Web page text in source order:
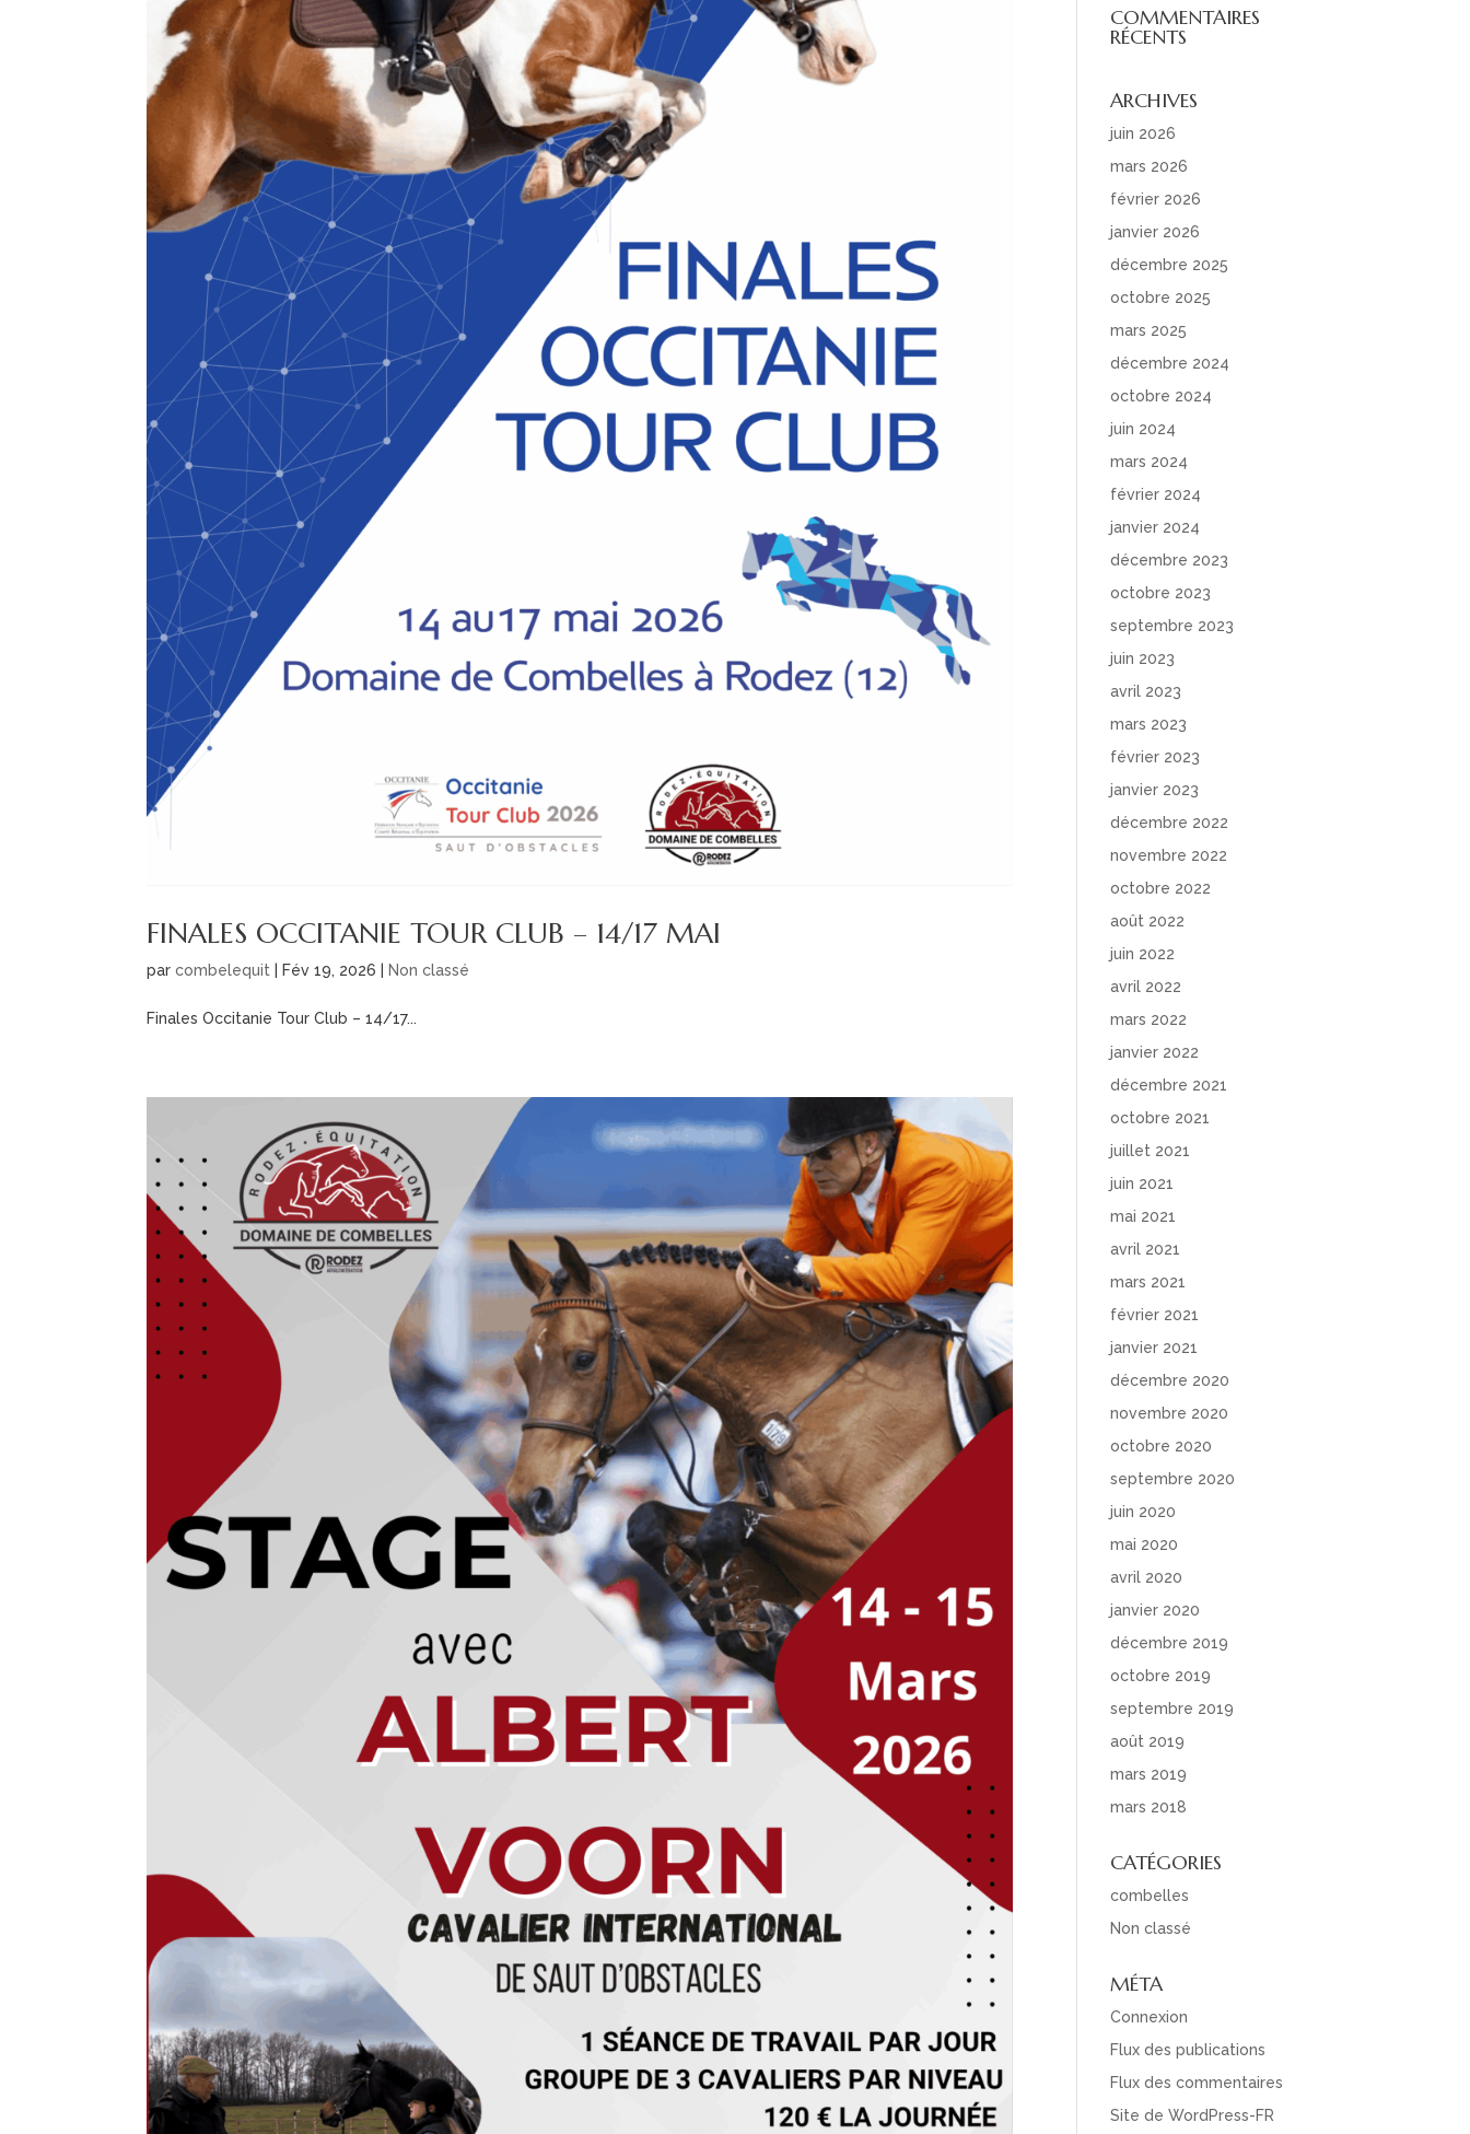
FINALES OCCITANIE TOUR CLUB – 14/17 MAI
parcombelequit |Fév 19, 2026 |Non classé
Finales Occitanie Tour Club – 14/17...
COMMENTAIRES
RÉCENTS
ARCHIVES
juin 2026
mars 2026
février 2026
janvier 2026
décembre 2025
octobre 2025
mars 2025
décembre 2024
octobre 2024
juin 2024
mars 2024
février 2024
janvier 2024
décembre 2023
octobre 2023
septembre 2023
juin 2023
avril 2023
mars 2023
février 2023
janvier 2023
décembre 2022
novembre 2022
octobre 2022
août 2022
juin 2022
avril 2022
mars 2022
janvier 2022
décembre 2021
octobre 2021
juillet 2021
juin 2021
mai 2021
avril 2021
mars 2021
février 2021
janvier 2021
décembre 2020
novembre 2020
octobre 2020
septembre 2020
juin 2020
mai 2020
avril 2020
janvier 2020
décembre 2019
octobre 2019
septembre 2019
août 2019
mars 2019
mars 2018
CATÉGORIES
combelles
Non classé
MÉTA
Connexion
Flux des publications
Flux des commentaires
Site de WordPress-FR